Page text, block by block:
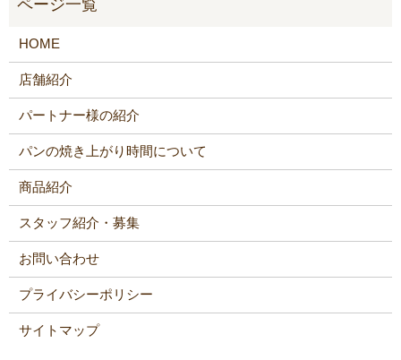
HOME
店舗紹介
パートナー様の紹介
パンの焼き上がり時間について
商品紹介
スタッフ紹介・募集
お問い合わせ
プライバシーポリシー
サイトマップ